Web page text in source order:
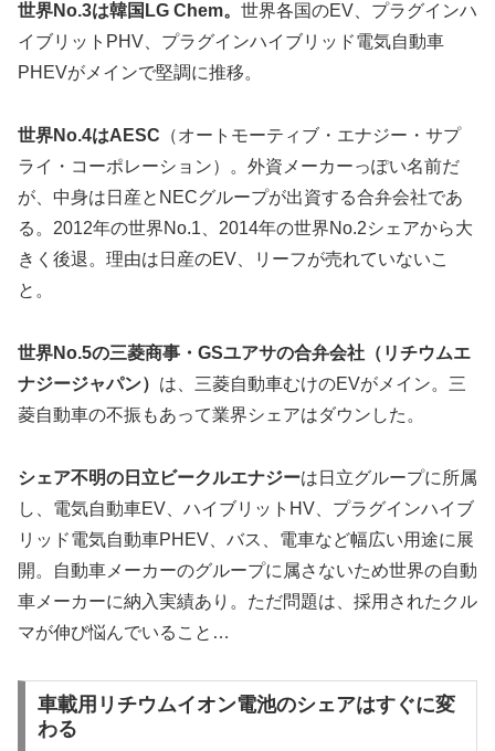
世界No.3は韓国LG Chem。 世界各国のEV、プラグインハ
イブリットPHV、プラグインハイブリッド電気自動車
PHEVがメインで堅調に推移。
世界No.4はAESC （オートモーティブ・エナジー・サプ
ライ・コーポレーション）。外資メーカーっぽい名前だ
が、中身は日産とNECグループが出資する合弁会社であ
る。2012年の世界No.1、2014年の世界No.2シェアから大
きく後退。理由は日産のEV、リーフが売れていないこ
と。
世界No.5の三菱商事・GSユアサの合弁会社（リチウムエ
ナジージャパン） は、三菱自動車むけのEVがメイン。三
菱自動車の不振もあって業界シェアはダウンした。
シェア不明の日立ビークルエナジーは日立グループに所属
し、電気自動車EV、ハイブリットHV、プラグインハイブ
リッド電気自動車PHEV、バス、電車など幅広い用途に展
開。自動車メーカーのグループに属さないため世界の自動
車メーカーに納入実績あり。ただ問題は、採用されたクル
マが伸び悩んでいること…
車載用リチウムイオン電池のシェアはすぐに変
わる